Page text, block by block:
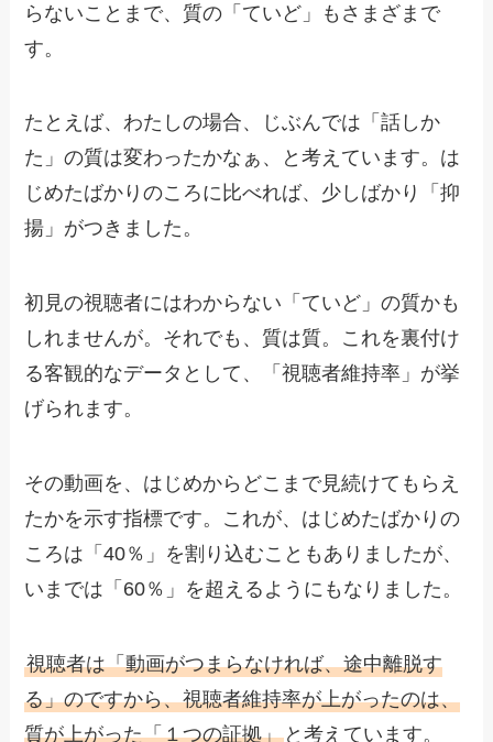
らないことまで、質の「ていど」もさまざまで
す。
たとえば、わたしの場合、じぶんでは「話しか
た」の質は変わったかなぁ、と考えています。は
じめたばかりのころに比べれば、少しばかり「抑
揚」がつきました。
初見の視聴者にはわからない「ていど」の質かも
しれませんが。それでも、質は質。これを裏付け
る客観的なデータとして、「視聴者維持率」が挙
げられます。
その動画を、はじめからどこまで見続けてもらえ
たかを示す指標です。これが、はじめたばかりの
ころは「40％」を割り込むこともありましたが、
いまでは「60％」を超えるようにもなりました。
視聴者は「動画がつまらなければ、途中離脱す
る」のですから、視聴者維持率が上がったのは、
質が上がった「１つの証拠」 と考えています。